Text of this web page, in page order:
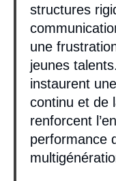
structures
une
jeunes
instaurent
continu et de
renforcent
performance